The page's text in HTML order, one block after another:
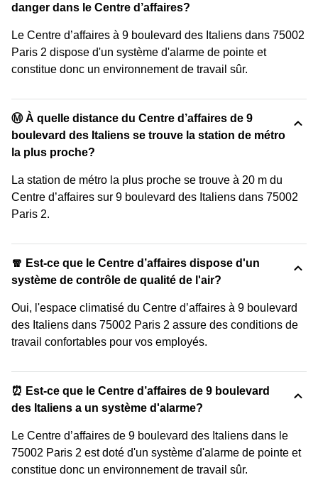
danger dans le Centre d’affaires?
Le Centre d’affaires à 9 boulevard des Italiens dans 75002
Paris 2 dispose d'un système d'alarme de pointe et
constitue donc un environnement de travail sûr.
Ⓜ️ À quelle distance du Centre d’affaires de 9
boulevard des Italiens se trouve la station de métro
la plus proche?
La station de métro la plus proche se trouve à 20 m du
Centre d’affaires sur 9 boulevard des Italiens dans 75002
Paris 2.
🧣 Est-ce que le Centre d’affaires dispose d'un
système de contrôle de qualité de l'air?
Oui, l'espace climatisé du Centre d’affaires à 9 boulevard
des Italiens dans 75002 Paris 2 assure des conditions de
travail confortables pour vos employés.
⏰ Est-ce que le Centre d’affaires de 9 boulevard
des Italiens a un système d'alarme?
Le Centre d’affaires de 9 boulevard des Italiens dans le
75002 Paris 2 est doté d'un système d'alarme de pointe et
constitue donc un environnement de travail sûr.